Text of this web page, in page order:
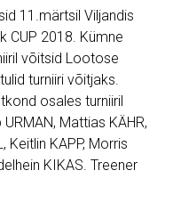
11.märtsil Viljandis
CUP 2018. Kümne
võitsid Lootose
turniiri võitjaks.
osales turniiril
Mattias KÄHR,
Keitlin KAPP, Morris
KIKAS. Treener